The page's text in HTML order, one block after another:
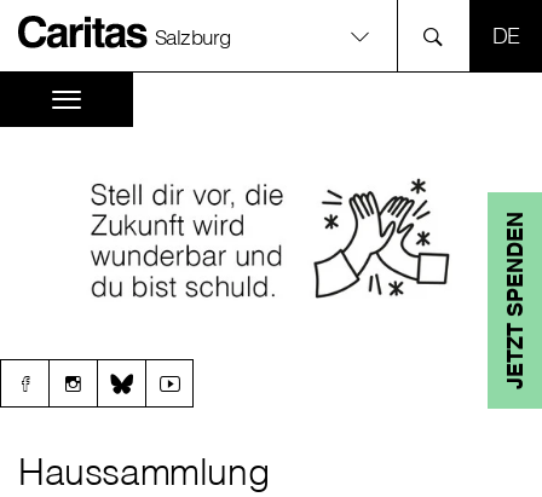
Salzburg
JETZT SPENDEN
Haussammlung